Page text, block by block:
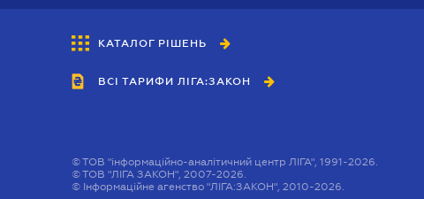
БУХГАЛТЕР&ЗАКОН
ВІСНИК МСФЗ
КАТАЛОГ РІШЕНЬ
ВСІ ТАРИФИ ЛІГА:ЗАКОН
©ТОВ "інформаційно-аналітичний центр ЛІГА", 1991-2026.
©ТОВ "ЛІГА ЗАКОН", 2007-2026.
© Інформаційне агенство "ЛІГА:ЗАКОН", 2010-2026.